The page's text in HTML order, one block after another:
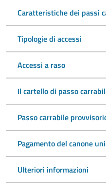
Caratteristiche dei passi
Tipologie di accessi
Accessi a raso
Il cartello di passo
Passo carrabile
Pagamento del canone
Ulteriori informazioni